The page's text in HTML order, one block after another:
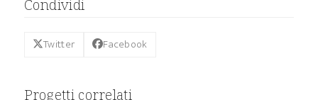
Condividi
Twitter Facebook
Progetti correlati